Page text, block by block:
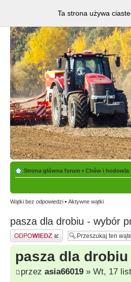
Strona główna forum ‹ Chów i hodowla
Wątki bez odpowiedzi • Aktywne wątki
pasza dla drobiu - wybór
Odpowiedz
pasza dla
przez asia66019 » Wt, 17
Ta strona używa